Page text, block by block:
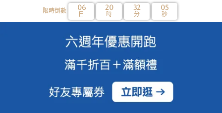
限時倒數 06
日
20
時
32
分
05
秒